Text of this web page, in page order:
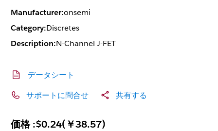
Manufacturer:onsemi
Category:Discretes
Description:N-Channel J-FET
データシート
サポートに問合せ 共有する
価格 :$0.24(￥38.57)